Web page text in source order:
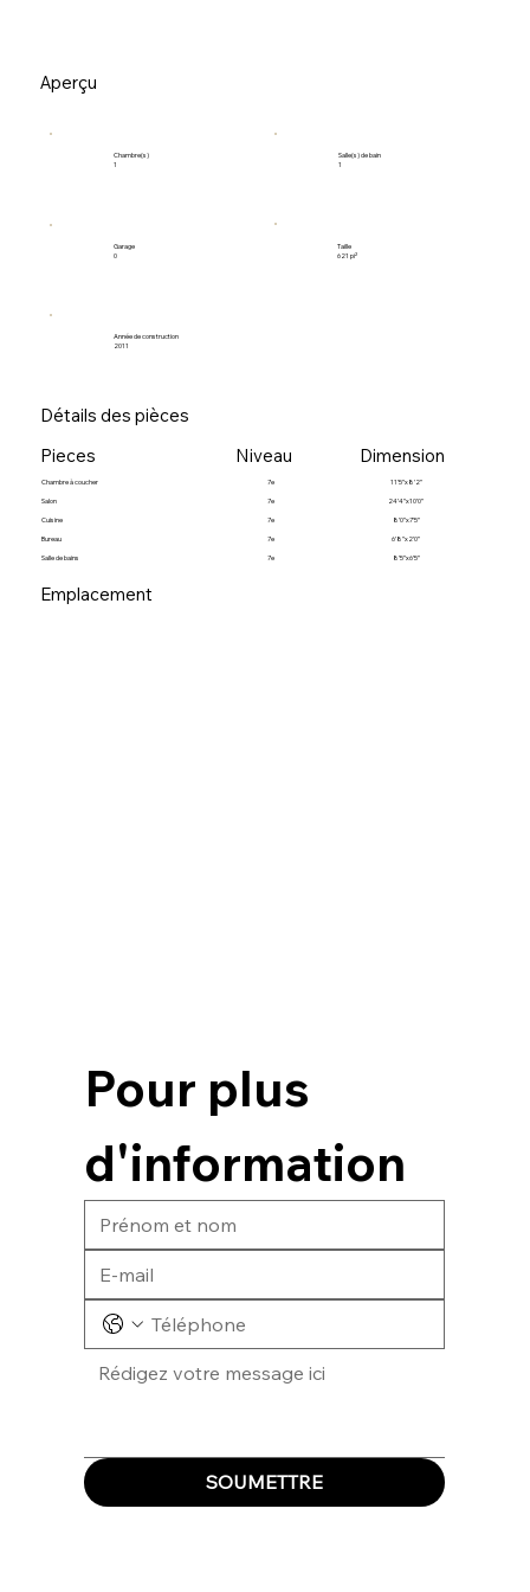
Pour plus
d'information
SOUMETTRE
Aperçu
Chambre(s)
1
Salle(s) de bain
1
Garage
0
Année de construction
2011
Taille
621 pi²
Détails des pièces
Pieces
Chambre à coucher
Salon
Cuisine
Bureau
Salle de bains
Niveau
7e
7e
7e
7e
7e
Dimension
11’5”x8’2”
24’4”x10’0”
8’0”x7’5”
6’8”x2’0”
8’5”x6’5”
Emplacement